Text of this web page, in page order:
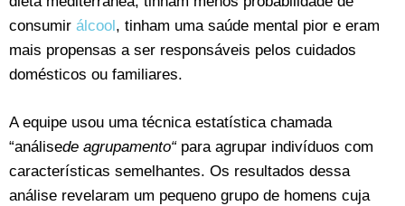
consumir álcool, tinham uma saúde mental pior e eram
mais propensas a ser responsáveis pelos cuidados
domésticos ou familiares.
A equipe usou uma técnica estatística chamada
“análisede agrupamento“para agrupar indivíduos com
características semelhantes. Os resultados dessa
análise revelaram um pequeno grupo de homens cuja